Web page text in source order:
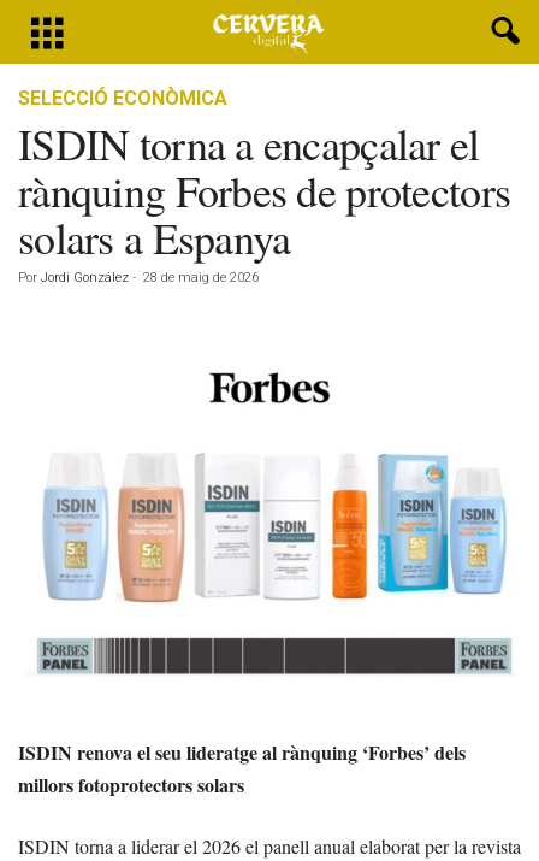
SELECCIÓ ECONÒMICA
ISDIN torna a encapçalar el
rànquing Forbes de protectors
solars a Espanya
Por Jordi González - 28 de maig de 2026
ISDIN renova el seu lideratge al rànquing ‘Forbes’ dels
millors fotoprotectors solars
ISDIN torna a liderar el 2026 el panell anual elaborat per la revista